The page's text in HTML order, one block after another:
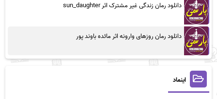
دانلود رمان زندگی غیر مشترک اثر sun_daughter
دانلود رمان روزهای وارونه اثر مائده باوند پور
اینماد